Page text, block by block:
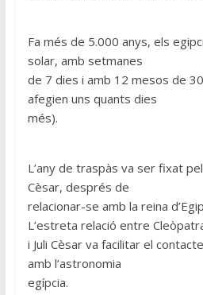
Fa més de 5.000 anys, els
solar, amb setmanes
de 7 dies i amb 12 mesos de
afegien uns quants dies
més).
L’any de traspàs va ser fixat
Cèsar, després de
relacionar-se amb la reina
L’estreta relació entre
i Juli Cèsar va facilitar el
amb l’astronomia
egípcia.